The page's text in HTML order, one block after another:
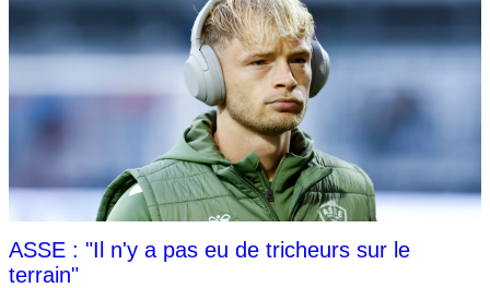
ASSE : "Il n'y a pas eu de tricheurs sur le
terrain"